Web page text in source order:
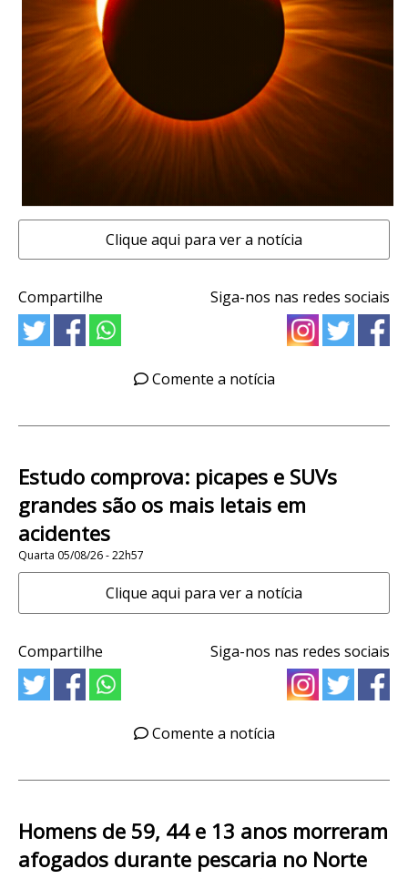
Clique aqui para ver a notícia
Compartilhe Siga-nos nas redes sociais
Comente a notícia
Estudo comprova: picapes e SUVs
grandes são os mais letais em
acidentes
Quarta 05/08/26 - 22h57
Clique aqui para ver a notícia
Compartilhe Siga-nos nas redes sociais
Comente a notícia
Homens de 59, 44 e 13 anos morreram
afogados durante pescaria no Norte